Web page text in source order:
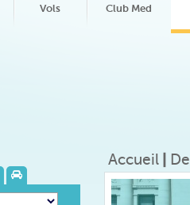
Vols Club Med
Accueil